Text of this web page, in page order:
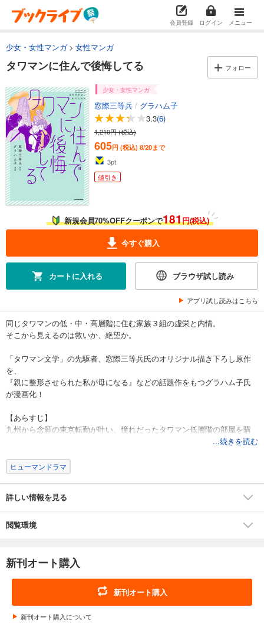
会員登録 ログイン メニュー
少女・女性マンガ 女性マンガ
タワマンに住んで後悔してる フォロー
少女・女性マンガ
窓際三等兵 / グラハム子
3.3(6)
1,210円 (税込)
605円 (税込) 8/20まで
3pt
値引き
新規会員70%OFFクーポンで181円(税込)
今すぐ購入
カートに入れる ブラウザ試し読み
アプリ試し読みはこちら
同じタワマンの低・中・高層階に住む家族３組の虚栄と内情。
そこから見えるのは救いか、絶望か。
「タワマン文学」の先駆者、窓際三等兵氏のオリジナル描き下ろし原作
を、
『親に整形させられた私が母になる』などの話題作をもつグラハム子氏
が漫画化！
【あらすじ】
九州から念願の東京転勤が叶い、憧れだったタワマン低層階の部屋を購
子・悠真が入った野球チームには同じタワマンに住むママ、サバサバ系
バリキャリウーマン・瀧本香織（中層階在住）とボスママ的存在のエリ
かし転入早々、悠真がエースになったことで徐々に不協和音が…。
低層階と高層階、専業主婦とバリキャリ、子どもの学力、夫の職業な
ど、さまざまな軸で見えない競争意識に駆り立てられていく大人たち。
【解説】
おおたとしまさ(教育ジャーナリスト) 「教育『熱心』と『虐待』のはざま
【「シリーズ 立ち行かないわたしたち」について】
...続きを読む
ヒューマンドラマ
詳しい情報を見る
閲覧環境
新刊オート購入
新刊オート購入
新刊オート購入について